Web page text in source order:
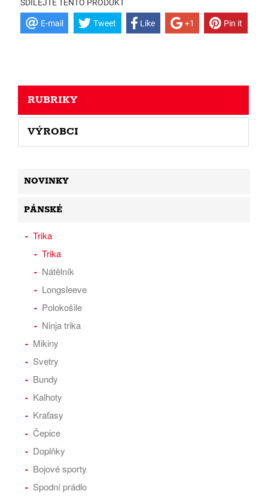
SDÍLEJTE TENTO PRODUKT
E-mail Tweet Like +1 Pin it
RUBRIKY
VÝROBCI
NOVINKY
PÁNSKÉ
Trika
Trika
Nátělník
Longsleeve
Polokošile
Ninja trika
Mikiny
Svetry
Bundy
Kalhoty
Kraťasy
Čepice
Doplňky
Bojové sporty
Spodní prádlo